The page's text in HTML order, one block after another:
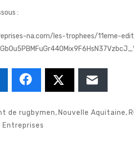
:
na.com/les-trophees/11eme-
de rugbymen, Nouvelle Aquitaine,
Entreprises